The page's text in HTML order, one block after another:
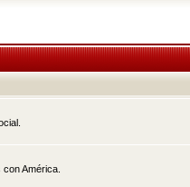
América.